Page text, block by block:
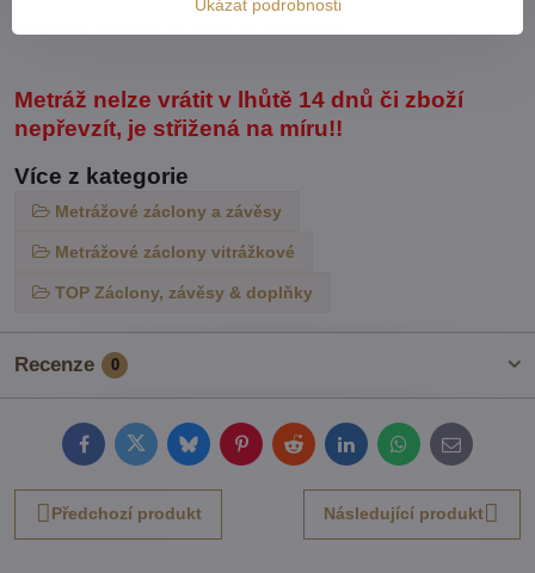
Metráž nelze vrátit v lhůtě 14 dnů či zboží
nepřevzít, je střižená na míru!!
Více z kategorie
Metrážové záclony a závěsy
Metrážové záclony vitrážkové
TOP Záclony, závěsy & doplňky
Recenze 0
FacebookTwitterBlueskyPinterestRedditLinkedInWhatsApp
E-
mail
Předchozí produkt Následující produkt
Ukázat podrobnosti